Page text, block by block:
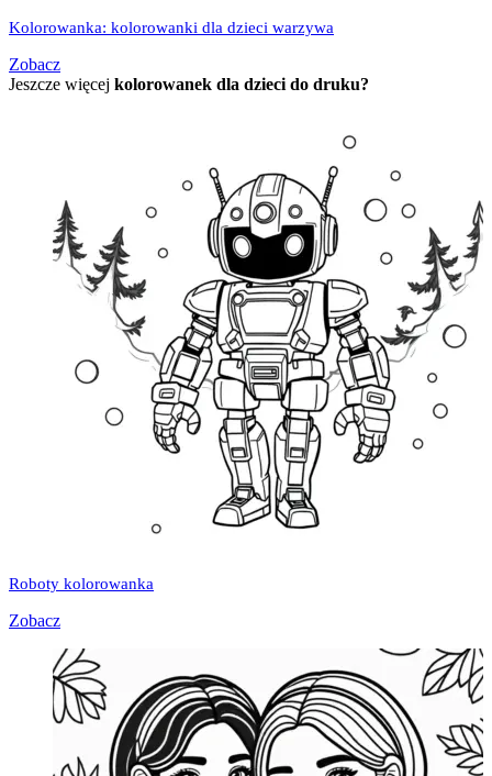
Kolorowanka: kolorowanki dla dzieci warzywa
Zobacz
Jeszcze więcej kolorowanek dla dzieci do druku?
Roboty kolorowanka
Zobacz